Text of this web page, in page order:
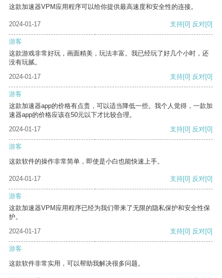
这款加速器VPM应用程序可以给你提供最高速度和安全性的连接。
2024-01-17 支持[0] 反对[0]
游客
这款游戏非常好玩，画面精美，玩法丰富。我已经玩了好几个小时，还
没有玩腻。
2024-01-17
支持[0] 反对[0]
游客
这款加速器app的价格有点贵，可以适当降低一些。我个人觉得，一款加
速器app的价格应该在50元以下才比较合理。
2024-01-17
支持[0] 反对[0]
游客
这款软件的操作非常简单，即使是小白也能快速上手。
2024-01-17 支持[0] 反对[0]
游客
这款加速器VPM应用程序已经为我们带来了无限的隐私保护和安全性保
护。
2024-01-17
支持[0] 反对[0]
游客
这款软件非常实用，可以帮助我解决很多问题。